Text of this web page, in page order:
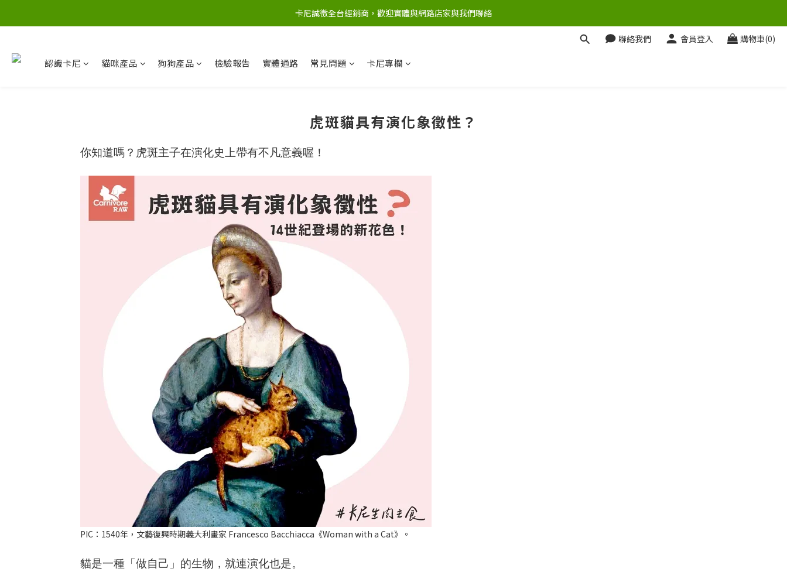
卡尼誠徵全台經銷商，歡迎實體與網路店家與我們聯絡
聯絡我們 會員登入 購物車(0)
認識卡尼 貓咪產品 狗狗產品 檢驗報告 實體通路 常見問題 卡尼專欄
虎斑貓具有演化象徵性？
你知道嗎？虎斑主子在演化史上帶有不凡意義喔！
PIC：1540年，文藝復興時期義大利畫家 Francesco Bacchiacca《Woman with a Cat》。
貓是一種「做自己」的生物，就連演化也是。